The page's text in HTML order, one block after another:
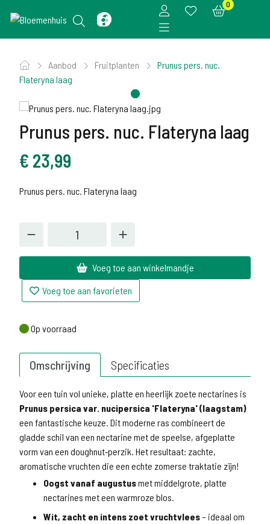
0
Aanbod Fruitplanten
Prunus pers. nuc.
Flateryna laag
Prunus pers. nuc. Flateryna laag
€ 23,99
Prunus pers. nuc. Flateryna laag
Voeg toe aan winkelmandje
Voeg toe aan favorieten
Op voorraad
Op voorraad
Omschrijving Specificaties
Voor een tuin vol unieke, platte en heerlijk zoete nectarines is
Prunus persica var. nucipersica 'Flateryna' (laagstam)
een fantastische keuze. Dit moderne ras combineert de
gladde schil van een nectarine met de speelse, afgeplatte
vorm van een doughnut‑perzik. Het resultaat: zachte,
aromatische vruchten die een echte zomerse traktatie zijn!
Oogst vanaf augustusmet middelgrote, platte
nectarines met een warmroze blos.
Wit, zacht en intens zoet vruchtvlees– ideaal om